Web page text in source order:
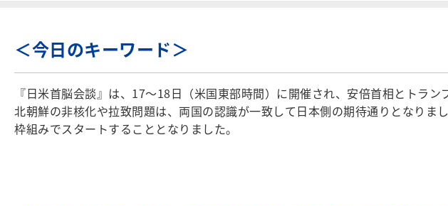
＜今日のキーワード＞
『日米首脳会談』は、17～18日（米国東部時間）に開催され、安倍首相とトラ
北朝鮮の非核化や拉致問題は、両国の認識が一致して日本側の期待通りとなり
枠組みでスタートすることとなりました。